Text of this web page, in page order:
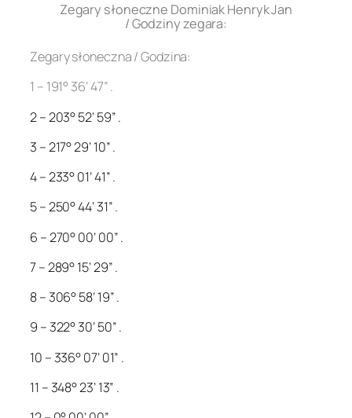
Zegary słoneczne Dominiak Henryk Jan
/ Godziny zegara:
Zegary słoneczna / Godzina:
1 – 191° 36’ 47” .
2 – 203° 52’ 59” .
3 – 217° 29’ 10” .
4 – 233° 01’ 41” .
5 – 250° 44’ 31” .
6 – 270° 00’ 00” .
7 – 289° 15’ 29” .
8 – 306° 58’ 19” .
9 – 322° 30’ 50” .
10 – 336° 07’ 01” .
11 – 348° 23’ 13” .